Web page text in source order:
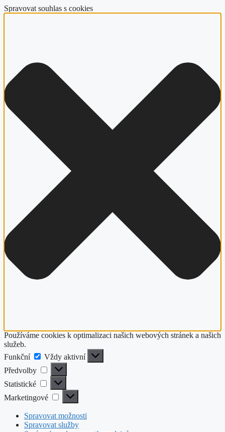
Spravovat souhlas s cookies
Používáme cookies k optimalizaci našich webových stránek a našich
služeb.
Funkční
Funkční
Vždy aktivní
Předvolby
Předvolby
Statistické Statistické
Marketingové Marketingové
Spravovat možnosti
Spravovat služby